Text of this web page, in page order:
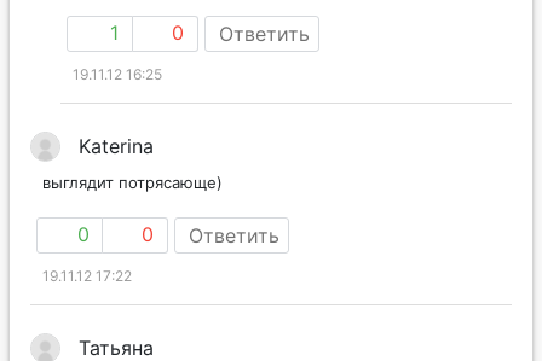
1 0 Ответить
19.11.12 16:25
Katerina
выглядит потрясающе)
0 0 Ответить
19.11.12 17:22
Татьяна